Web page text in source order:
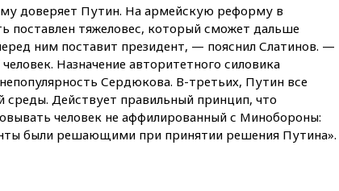
прокомментировал первый
номер «Единой России» в
бюллетене
вчера, 19:15Путин обсудил с
Памфиловой подготовку к
единому дню голосования
вчера, 18:56 Wildberries
отрицает перенос основной
логистики за пределы России
доверяет Путин. На армейскую реформу в
поставлен тяжеловес, который сможет дальше
ним поставит президент, — пояснил Слатинов. —
Назначение авторитетного силовика
Сердюкова. В-третьих, Путин все
среды. Действует правильный принцип, что
человек не аффилированный с Минобороны:
были решающими при принятии решения Путина».